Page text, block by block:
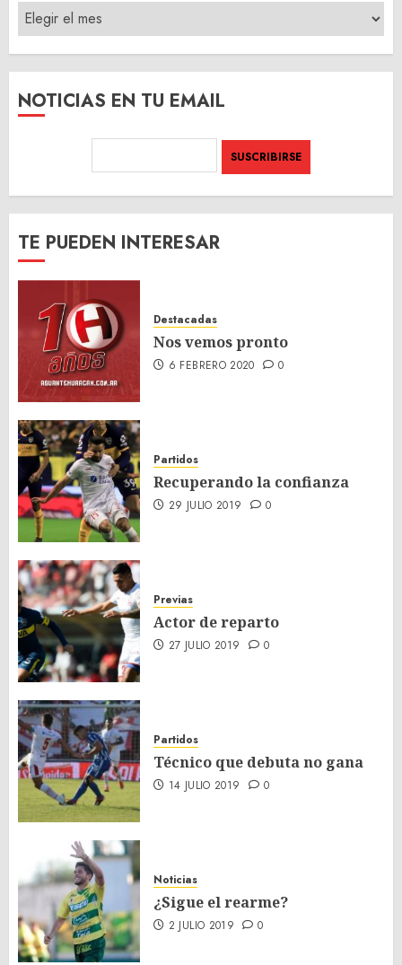
ARCHIVO
DEL
SITIO
NOTICIAS EN TU EMAIL
TE PUEDEN INTERESAR
Destacadas
Nos vemos pronto
6 FEBRERO 2020 0
Partidos
Recuperando la confianza
29 JULIO 2019 0
Previas
Actor de reparto
27 JULIO 2019 0
Partidos
Técnico que debuta no gana
14 JULIO 2019 0
Noticias
¿Sigue el rearme?
2 JULIO 2019 0